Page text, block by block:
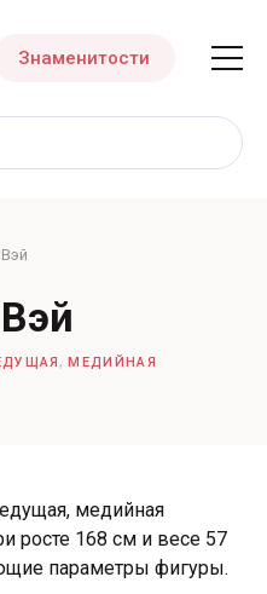
Знаменитости
,МЕДИЙНАЯ
медийная
росте 168 см и весе 57
параметры фигуры.